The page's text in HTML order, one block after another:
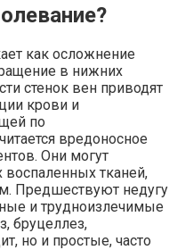
как осложнение
в нижних
стенок вен приводят
крови и
по
вредоносное
Они могут
воспаленных тканей,
Предшествуют недугу
и трудноизлечимые
бруцеллез,
но и простые, часто